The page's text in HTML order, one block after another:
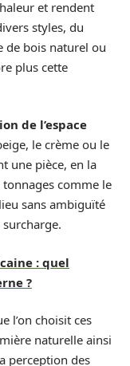
et rendent
styles, du
de bois naturel ou
plus cette
de l’espace
le crème ou le
une pièce, en la
comme le
sans ambiguïté
: quel
?
l’on choisit ces
naturelle ainsi
perception des